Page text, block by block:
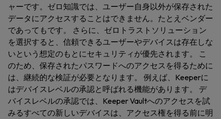
ャーです。ゼロ知識では、ユーザー自身以外が保存された
データにアクセスすることはできません。たとえベンダー
であってもです。 さらに、ゼロトラストソリューション
を選択すると、信頼できるユーザーやデバイスは存在しな
いという想定のもとにセキュリティが優先されます。 こ
のため、保存されたパスワードへのアクセスを得るために
は、継続的な検証が必要となります。 例えば、Keeperに
はデバイスレベルの承認と呼ばれる機能があります。 デ
バイスレベルの承認では、Keeper Vaultへのアクセスを試
みるすべての新しいデバイスは、アクセス権を得る前に明